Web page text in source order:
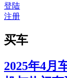
登陆
注册
买车
2025年4月